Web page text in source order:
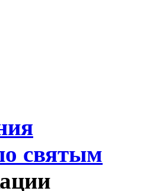
святым